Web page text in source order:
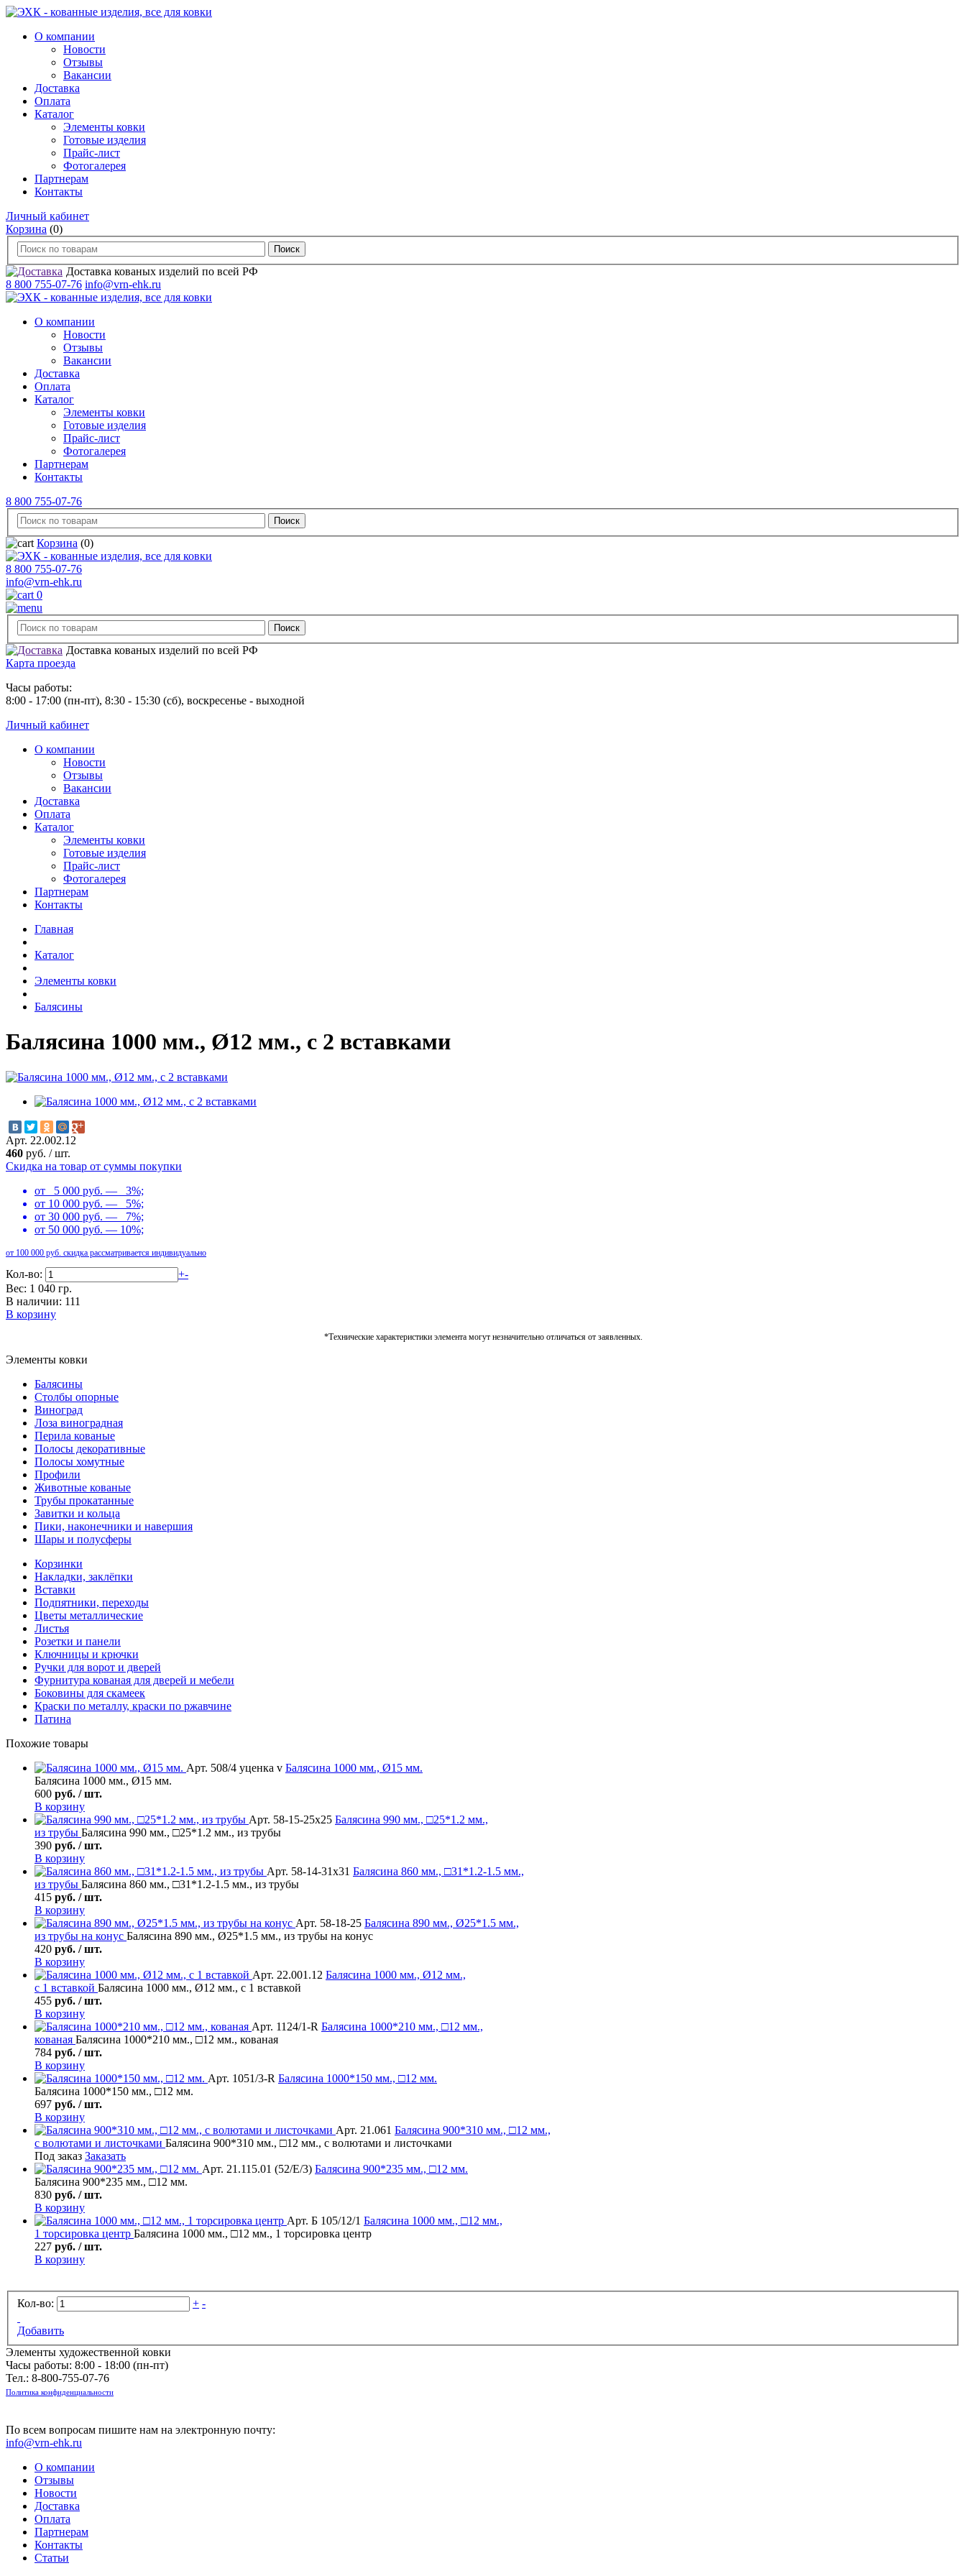
О компании
Новости
Отзывы
Вакансии
Доставка
Оплата
Каталог
Элементы ковки
Готовые изделия
Прайс-лист
Фотогалерея
Партнерам
Контакты
Личный кабинет
Корзина (0)
Доставка кованых изделий по всей РФ
8 800 755-07-76 info@vrn-ehk.ru
О компании
Новости
Отзывы
Вакансии
Доставка
Оплата
Каталог
Элементы ковки
Готовые изделия
Прайс-лист
Фотогалерея
Партнерам
Контакты
8 800 755-07-76
Корзина (0)
8 800 755-07-76
info@vrn-ehk.ru
0
Доставка кованых изделий по всей РФ
Карта проезда
Часы работы:
8:00 - 17:00 (пн-пт), 8:30 - 15:30 (сб), воскресенье - выходной
Личный кабинет
О компании
Новости
Отзывы
Вакансии
Доставка
Оплата
Каталог
Элементы ковки
Готовые изделия
Прайс-лист
Фотогалерея
Партнерам
Контакты
Главная
Каталог
Элементы ковки
Балясины
Балясина 1000 мм., Ø12 мм., с 2 вставками
Арт. 22.002.12
460 руб. /шт.
Скидка на товар от суммы покупки
от 5 000 руб. — 3%;
от 10 000 руб. — 5%;
от 30 000 руб. — 7%;
от 50 000 руб. — 10%;
от 100 000 руб. скидка рассматривается индивидуально
Кол-во: +-
Вес: 1 040 гр.
В наличии: 111
В корзину
*Технические характеристики элемента могут незначительно отличаться от заявленных.
Элементы ковки
Балясины
Столбы опорные
Виноград
Лоза виноградная
Перила кованые
Полосы декоративные
Полосы хомутные
Профили
Животные кованые
Трубы прокатанные
Завитки и кольца
Пики, наконечники и навершия
Шары и полусферы
Корзинки
Накладки, заклёпки
Вставки
Подпятники, переходы
Цветы металлические
Листья
Розетки и панели
Ключницы и крючки
Ручки для ворот и дверей
Фурнитура кованая для дверей и мебели
Боковины для скамеек
Краски по металлу, краски по ржавчине
Патина
Похожие товары
Арт. 508/4 уценка v Балясина 1000 мм., Ø15 мм.
Балясина 1000 мм., Ø15 мм.
600 руб. / шт.
В корзину
Арт. 58-15-25х25 Балясина 990 мм., □25*1.2 мм.,
из трубы Балясина 990 мм., □25*1.2 мм., из трубы
390 руб. / шт.
В корзину
Арт. 58-14-31х31 Балясина 860 мм., □31*1.2-1.5 мм.,
из трубы Балясина 860 мм., □31*1.2-1.5 мм., из трубы
415 руб. / шт.
В корзину
Арт. 58-18-25 Балясина 890 мм., Ø25*1.5 мм.,
из трубы на конус Балясина 890 мм., Ø25*1.5 мм., из трубы на конус
420 руб. / шт.
В корзину
Арт. 22.001.12 Балясина 1000 мм., Ø12 мм.,
с 1 вставкой Балясина 1000 мм., Ø12 мм., с 1 вставкой
455 руб. / шт.
В корзину
Арт. 1124/1-R Балясина 1000*210 мм., □12 мм.,
кованая Балясина 1000*210 мм., □12 мм., кованая
784 руб. / шт.
В корзину
Арт. 1051/3-R Балясина 1000*150 мм., □12 мм.
Балясина 1000*150 мм., □12 мм.
697 руб. / шт.
В корзину
Арт. 21.061 Балясина 900*310 мм., □12 мм.,
с волютами и листочками Балясина 900*310 мм., □12 мм., с волютами и листочками
Под заказ Заказать
Арт. 21.115.01 (52/Е/3) Балясина 900*235 мм., □12 мм.
Балясина 900*235 мм., □12 мм.
830 руб. / шт.
В корзину
Арт. Б 105/12/1 Балясина 1000 мм., □12 мм.,
1 торсировка центр Балясина 1000 мм., □12 мм., 1 торсировка центр
227 руб. / шт.
В корзину
Кол-во: + -
Добавить
Элементы художественной ковки
Часы работы: 8:00 - 18:00 (пн-пт)
Тел.: 8-800-755-07-76
Политика конфиденциальности
По всем вопросам пишите нам на электронную почту:
info@vrn-ehk.ru
О компании
Отзывы
Новости
Доставка
Оплата
Партнерам
Контакты
Статьи